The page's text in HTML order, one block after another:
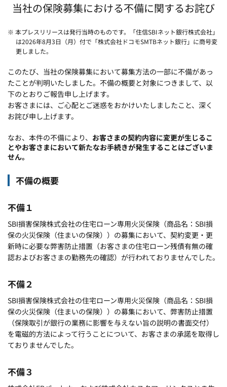
当社の保険募集における不備に関するお詫び
※ 本プレスリリースは発行当時のものです。「住信SBIネット銀行株式会社」
は2026年8月3日（月）付で「株式会社ドコモSMTBネット銀行」に商号変
更しました。
このたび、当社の保険募集において募集方法の一部に不備があっ
たことが判明いたしました。不備の概要と対象につきまして、以
下のとおりご報告申し上げます。
お客さまには、ご心配とご迷惑をおかけいたしましたこと、深く
お詫び申し上げます。
なお、本件の不備により、 お客さまの契約内容に変更が生じるこ
とやお客さまにおいて新たなお手続きが発生することはございま
せん。
不備の概要
不備１
SBI損害保険株式会社の住宅ローン専用火災保険（商品名：SBI損
保の火災保険（住まいの保険））の募集において、契約変更・更
新時に必要な弊害防止措置（お客さまの住宅ローン残債有無の確
認およびお客さまの勤務先の確認）が行われておりませんでした。
不備２
SBI損害保険株式会社の住宅ローン専用火災保険（商品名：SBI損
保の火災保険（住まいの保険））の募集において、弊害防止措置
（保険取引が銀行の業務に影響を与えない旨の説明の書面交付）
を電磁的方法によって行うことについて、お客さまの承諾を取得し
ておりませんでした。
不備３